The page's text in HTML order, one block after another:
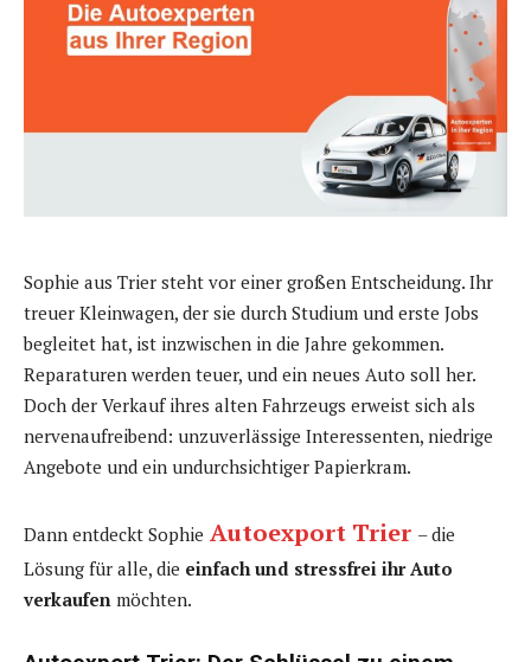
Sophie aus Trier steht vor einer großen Entscheidung. Ihr
treuer Kleinwagen, der sie durch Studium und erste Jobs
begleitet hat, ist inzwischen in die Jahre gekommen.
Reparaturen werden teuer, und ein neues Auto soll her.
Doch der Verkauf ihres alten Fahrzeugs erweist sich als
nervenaufreibend: unzuverlässige Interessenten, niedrige
Angebote und ein undurchsichtiger Papierkram.
Dann entdeckt Sophie Autoexport Trier – die
Lösung für alle, die einfach und stressfrei ihr Auto
verkaufen möchten.